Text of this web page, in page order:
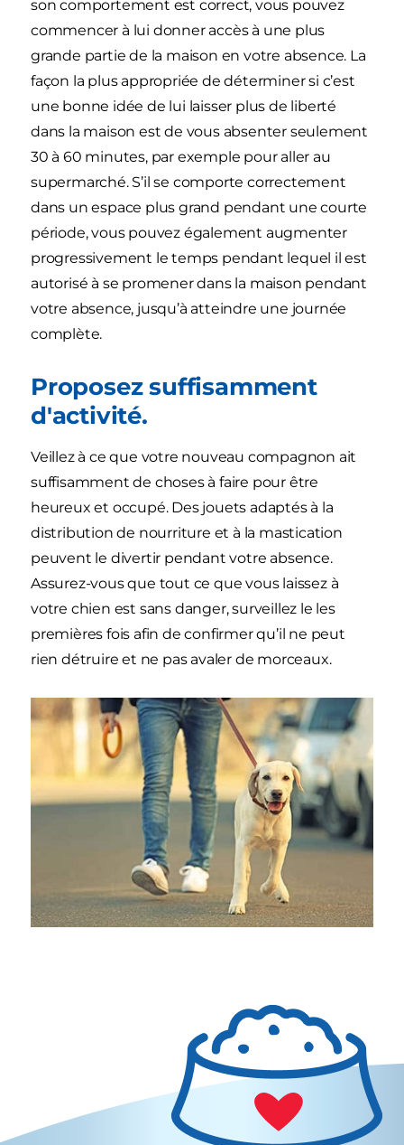
son comportement est correct, vous pouvez
commencer à lui donner accès à une plus
grande partie de la maison en votre absence. La
façon la plus appropriée de déterminer si c’est
une bonne idée de lui laisser plus de liberté
dans la maison est de vous absenter seulement
30 à 60 minutes, par exemple pour aller au
supermarché. S’il se comporte correctement
dans un espace plus grand pendant une courte
période, vous pouvez également augmenter
progressivement le temps pendant lequel il est
autorisé à se promener dans la maison pendant
votre absence, jusqu’à atteindre une journée
complète.
Proposez suffisamment
d'activité.
Veillez à ce que votre nouveau compagnon ait
suffisamment de choses à faire pour être
heureux et occupé. Des jouets adaptés à la
distribution de nourriture et à la mastication
peuvent le divertir pendant votre absence.
Assurez-vous que tout ce que vous laissez à
votre chien est sans danger, surveillez le les
premières fois afin de confirmer qu’il ne peut
rien détruire et ne pas avaler de morceaux.